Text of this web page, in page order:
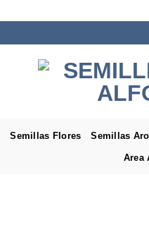
Semillas Flores Semillas
Area